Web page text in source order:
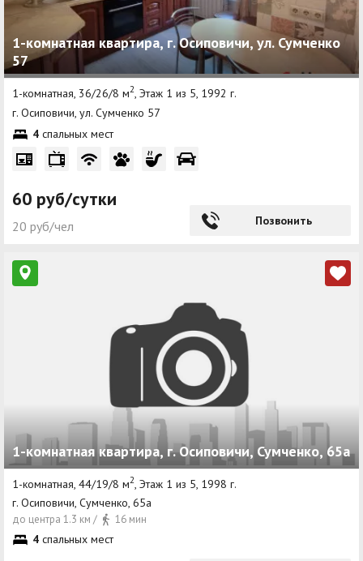
1-комнатная квартира, г. Осиповичи, ул. Сумченко
57
1-комнатная, 36/26/8 м2, Этаж 1 из 5, 1992 г.
г. Осиповичи, ул. Сумченко 57
4 спальных мест
60 руб/сутки
20 руб/чел Позвонить
1-комнатная квартира, г. Осиповичи, Сумченко, 65а
1-комнатная, 44/19/8 м2 , Этаж 1 из 5, 1998 г.
г. Осиповичи, Сумченко, 65а
до центра 1.3 км / 16 мин
4 спальных мест